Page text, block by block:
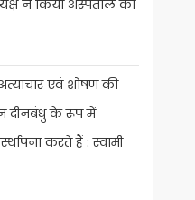
ने किया अस्पताल का
एवं शोषण की
दीनबंधु के रूप में
करते हैं : स्वामी